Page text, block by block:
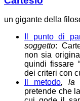
un gigante della
Il punto di
soggetto:
non sia
quindi fissare
dei criteri con
Il metodo, la
pretende che